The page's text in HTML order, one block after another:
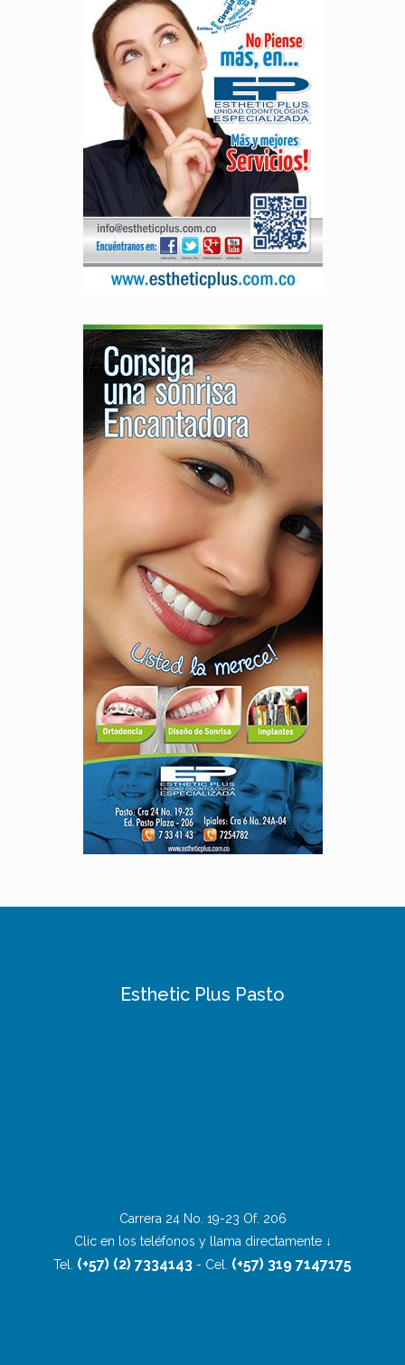
Esthetic Plus Pasto
Carrera 24 No. 19-23 Of. 206
Clic en los teléfonos y llama directamente ↓
Tel. (+57) (2) 7334143 - Cel. (+57) 319 7147175